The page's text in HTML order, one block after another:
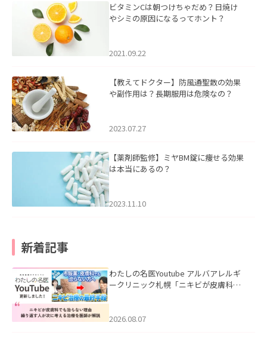
ビタミンCは朝つけちゃだめ？日焼け
やシミの原因になるってホント？
2021.09.22
【教えてドクター】防風通聖散の効果
や副作用は？長期服用は危険なの？
2023.07.27
【薬剤師監修】ミヤBM錠に痩せる効果
は本当にあるの？
2023.11.10
新着記事
わたしの名医Youtube アルバアレルギ
ークリニック札幌「ニキビが皮膚科で
ました。
2026.08.07